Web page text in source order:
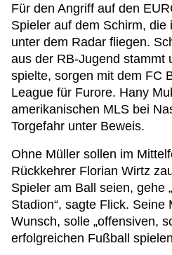
Für den Angriff auf den
Spieler auf dem Schirm, die
unter dem Radar fliegen.
aus der RB-Jugend stammt
spielte, sorgen mit dem FC
League für Furore. Hany
amerikanischen MLS bei
Torgefahr unter Beweis.
Ohne Müller sollen im
Rückkehrer Florian Wirtz
Spieler am Ball seien, gehe
Stadion“, sagte Flick. Seine
Wunsch, solle „offensiven,
erfolgreichen Fußball